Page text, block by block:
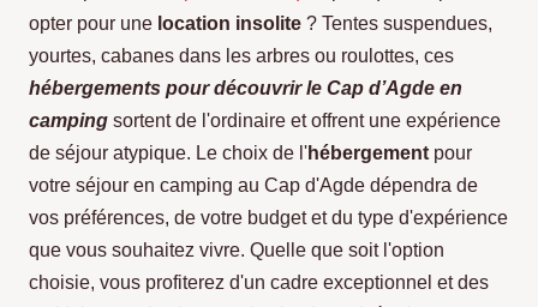
opter pour une location insolite ? Tentes suspendues,
yourtes, cabanes dans les arbres ou roulottes, ces
hébergements pour découvrir le Cap d’Agde en
camping sortent de l'ordinaire et offrent une expérience
de séjour atypique. Le choix de l'hébergement pour
votre séjour en camping au Cap d'Agde dépendra de
vos préférences, de votre budget et du type d'expérience
que vous souhaitez vivre. Quelle que soit l'option
choisie, vous profiterez d'un cadre exceptionnel et des